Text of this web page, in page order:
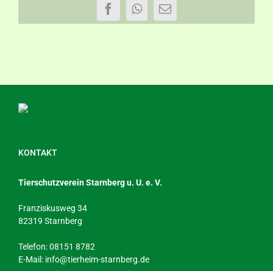
FacebookWhatsApp
E-
Mail
KONTAKT
Tierschutzverein Starnberg u. U. e. V.
Franziskusweg 34
82319 Starnberg
Telefon: 08151 8782
E-Mail: info@tierheim-starnberg.de